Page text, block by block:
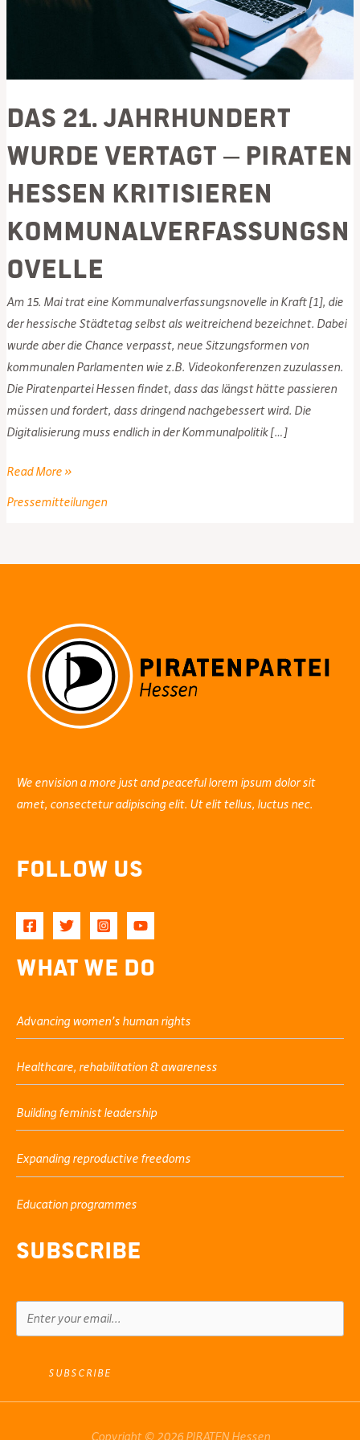
Das 21. Jahrhundert
wurde vertagt – PIRATEN
Hessen kritisieren
Kommunalverfassungsn
ovelle
Am 15. Mai trat eine Kommunalverfassungsnovelle in Kraft [1], die
der hessische Städtetag selbst als weitreichend bezeichnet. Dabei
wurde aber die Chance verpasst, neue Sitzungsformen von
kommunalen Parlamenten wie z.B. Videokonferenzen zuzulassen.
Die Piratenpartei Hessen findet, dass das längst hätte passieren
müssen und fordert, dass dringend nachgebessert wird. Die
Digitalisierung muss endlich in der Kommunalpolitik […]
Das
kritisieren
Kommunalverfassungsnovelle
Read More »
Pressemitteilungen
We envision a more just and peaceful lorem ipsum dolor sit
amet, consectetur adipiscing elit. Ut elit tellus, luctus nec.
Follow Us
What We Do
Advancing women’s human rights
Healthcare, rehabilitation & awareness
Building feminist leadership
Expanding reproductive freedoms
Education programmes
Subscribe
SUBSCRIBE
Copyright © 2026 PIRATEN Hessen